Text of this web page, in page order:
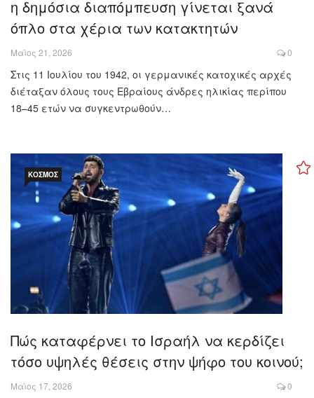
η δημόσια διαπόμπευση γίνεται ξανά
όπλο στα χέρια των κατακτητών
Μαϊος 21, 2026 0
Στις 11 Ιουλίου του 1942, οι γερμανικές κατοχικές αρχές
διέταξαν όλους τους Εβραίους άνδρες ηλικίας περίπου
18–45 ετών να συγκεντρωθούν…
ΚΌΣΜΟΣ
Πώς καταφέρνει το Ισραήλ να κερδίζει
τόσο υψηλές θέσεις στην ψήφο του κοινού;
Μαϊος 17, 2026 0